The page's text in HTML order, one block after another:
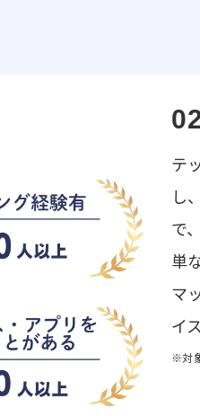
テ
し
で
単
マ
イ
※対